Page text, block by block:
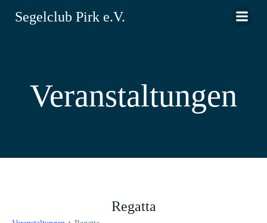
Segelclub Pirk e.V.
Veranstaltungen
Regatta